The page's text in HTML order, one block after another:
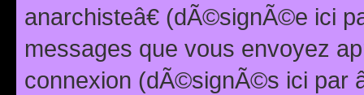
anarchisteâ€ (dÃ©signÃ©e ici
messages que vous envoyez
connexion (dÃ©signÃ©s ici par